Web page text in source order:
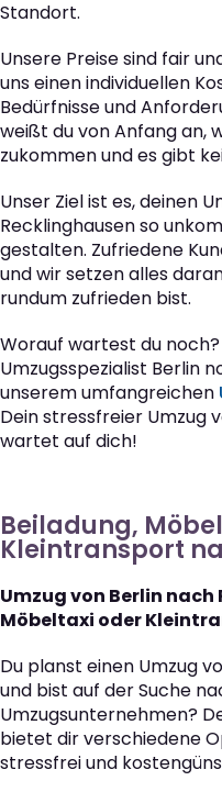
Standort.
Unsere Preise sind fair
uns einen individuellen
Bedürfnisse und
weißt du von Anfang an,
zukommen und es gibt
Unser Ziel ist es, deinen
Recklinghausen so
gestalten. Zufriedene
und wir setzen alles
rundum zufrieden bist.
Worauf wartest du
Umzugsspezialist Berlin
unserem umfangreichen
Dein stressfreier Umzug
wartet auf dich!
Beiladung,
Kleintransport
Umzug von Berlin
Möbeltaxi oder
Du planst einen Umzug
und bist auf der Suche
Umzugsunternehmen?
bietet dir verschiedene
stressfrei und